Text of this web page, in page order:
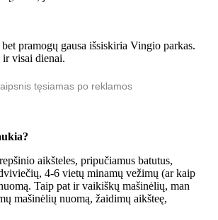
pramogų gausa išsiskiria Vingio parkas.
visai dienai.
tęsiamas po reklamos
aikšteles, pripučiamus batutus,
4-6 vietų minamų vežimų (ar kaip
Taip pat ir vaikiškų mašinėlių, man
mašinėlių nuomą, žaidimų aikšteę,